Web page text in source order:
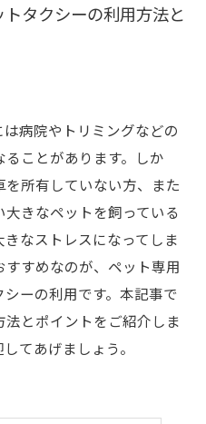
タクシーの利用方法と
病院やトリミングなどの
ことがあります。しか
を所有していない方、また
きなペットを飼っている
なストレスになってしま
すめなのが、ペット専用
ーの利用です。本記事で
とポイントをご紹介しま
てあげましょう。